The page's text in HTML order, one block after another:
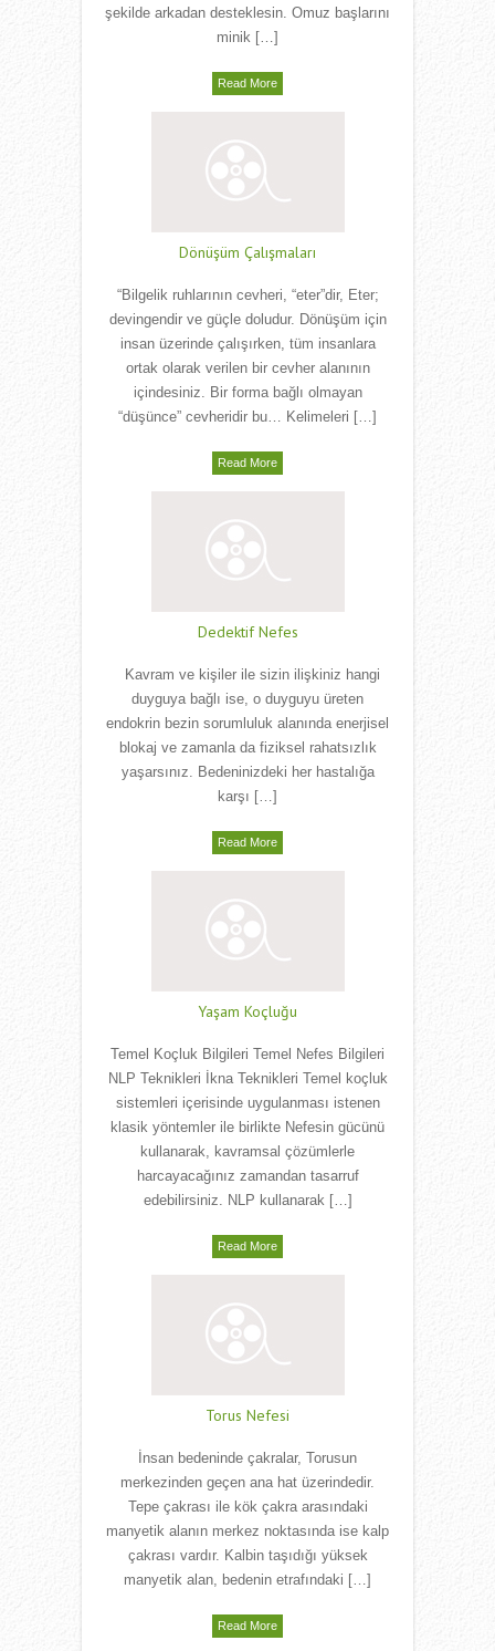
şekilde arkadan desteklesin. Omuz başlarını
minik […]
Read More
Dönüşüm Çalışmaları
“Bilgelik ruhlarının cevheri, “eter”dir, Eter;
devingendir ve güçle doludur. Dönüşüm için
insan üzerinde çalışırken, tüm insanlara
ortak olarak verilen bir cevher alanının
içindesiniz. Bir forma bağlı olmayan
“düşünce” cevheridir bu… Kelimeleri […]
Read More
Dedektif Nefes
Kavram ve kişiler ile sizin ilişkiniz hangi
duyguya bağlı ise, o duyguyu üreten
endokrin bezin sorumluluk alanında enerjisel
blokaj ve zamanla da fiziksel rahatsızlık
yaşarsınız. Bedeninizdeki her hastalığa
karşı […]
Read More
Yaşam Koçluğu
Temel Koçluk Bilgileri Temel Nefes Bilgileri
NLP Teknikleri İkna Teknikleri Temel koçluk
sistemleri içerisinde uygulanması istenen
klasik yöntemler ile birlikte Nefesin gücünü
kullanarak, kavramsal çözümlerle
harcayacağınız zamandan tasarruf
edebilirsiniz. NLP kullanarak […]
Read More
Torus Nefesi
İnsan bedeninde çakralar, Torusun
merkezinden geçen ana hat üzerindedir.
Tepe çakrası ile kök çakra arasındaki
manyetik alanın merkez noktasında ise kalp
çakrası vardır. Kalbin taşıdığı yüksek
manyetik alan, bedenin etrafındaki […]
Read More